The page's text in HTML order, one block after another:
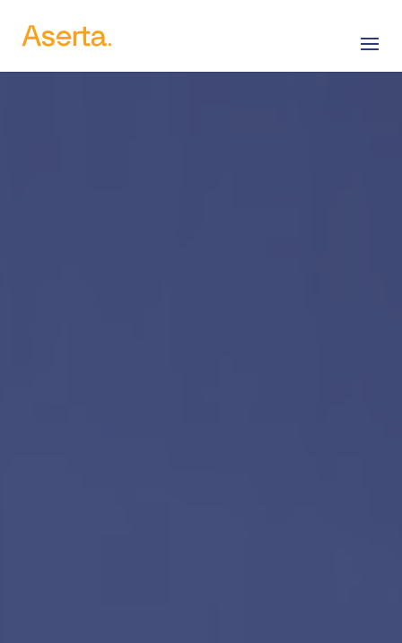
Saltar al contenido